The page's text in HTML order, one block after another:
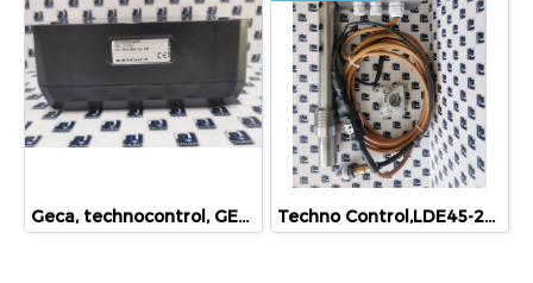
Geca, technocontrol, GECA srl Gussago(BS), CTM21 Techno Control,LDE45-20B 12